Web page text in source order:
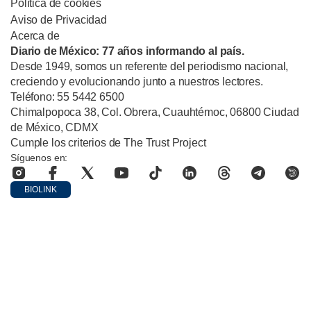
Política de cookies
Aviso de Privacidad
Acerca de
Diario de México: 77 años informando al país.
Desde 1949, somos un referente del periodismo nacional,
creciendo y evolucionando junto a nuestros lectores.
Teléfono: 55 5442 6500
Chimalpopoca 38, Col. Obrera, Cuauhtémoc, 06800 Ciudad
de México, CDMX
Cumple los criterios de The Trust Project
Síguenos en:
BIOLINK